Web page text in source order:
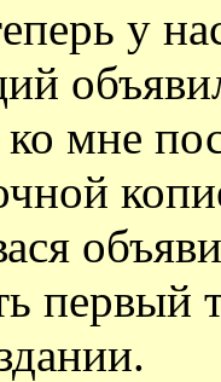
у
мне